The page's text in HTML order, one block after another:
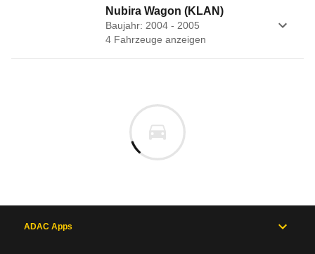
Nubira Wagon (KLAN)
Baujahr: 2004 - 2005
4 Fahrzeuge anzeigen
ADAC Apps